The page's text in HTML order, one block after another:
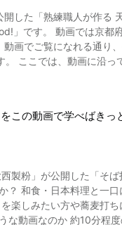
作られる煎餅よりは価
入口にある創業
。
ーロッパやアメリカ大
き上がる手助けもしていま
提供出来ないので取り
この動画で学べばきっ